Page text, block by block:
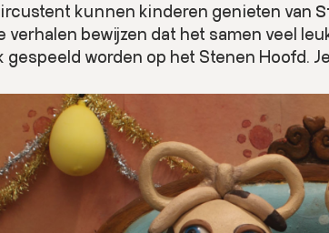
kunnen kinderen genieten van
verhalen bewijzen dat het samen veel
gespeeld worden op het Stenen Hoofd.